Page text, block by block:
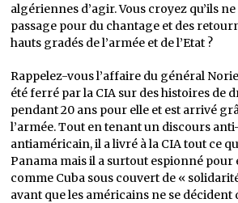
algériennes d’agir. Vous croyez qu’ils
passage pour du chantage et des
hauts gradés de l’armée et de l’Etat ?
Rappelez-vous l’affaire du général
été ferré par la CIA sur des histoires de
pendant 20 ans pour elle et est arrivé
l’armée. Tout en tenant un discours
antiaméricain, il a livré à la CIA tout ce
Panama mais il a surtout espionné pour
comme Cuba sous couvert de «
avant que les américains ne se décident